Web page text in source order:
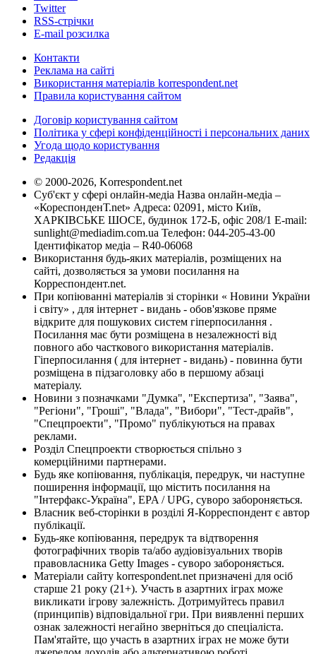
Twitter
RSS-стрічки
E-mail розсилка
Контакти
Реклама на сайті
Використання матеріалів korrespondent.net
Правила користування сайтом
Договір користування сайтом
Політика у сфері конфіденційності і персональних даних
Угода щодо користування
Редакція
© 2000-2026, Korrespondent.net
Суб'єкт у сфері онлайн-медіа Назва онлайн-медіа –
«КореспонденТ.net» Адреса: 02091, місто Київ,
ХАРКІВСЬКЕ ШОСЕ, будинок 172-Б, офіс 208/1 E-mail:
sunlight@mediadim.com.ua Телефон: 044-205-43-00
Ідентифікатор медіа – R40-06068
Використання будь-яких матеріалів, розміщених на
сайті, дозволяється за умови посилання на
Корреспондент.net.
При копіюванні матеріалів зі сторінки « Новини України
і світу» , для інтернет - видань - обов'язкове пряме
відкрите для пошукових систем гіперпосилання .
Посилання має бути розміщена в незалежності від
повного або часткового використання матеріалів.
Гіперпосилання ( для інтернет - видань) - повинна бути
розміщена в підзаголовку або в першому абзаці
матеріалу.
Новини з позначками "Думка", "Експертиза", "Заява",
"Регіони", "Гроші", "Влада", "Вибори", "Тест-драйв",
"Спецпроекти", "Промо" публікуються на правах
реклами.
Розділ Спецпроекти створюється спільно з
комерційними партнерами.
Будь яке копіювання, публікація, передрук, чи наступне
поширення інформації, що містить посилання на
"Інтерфакс-Україна", EPA / UPG, суворо забороняється.
Власник веб-сторінки в розділі Я-Корреспондент є автор
публікації.
Будь-яке копіювання, передрук та відтворення
фотографічних творів та/або аудіовізуальних творів
правовласника Getty Images - суворо забороняється.
Матеріали сайту korrespondent.net призначені для осіб
старше 21 року (21+). Участь в азартних іграх може
викликати ігрову залежність. Дотримуйтесь правил
(принципів) відповідальної гри. При виявленні перших
ознак залежності негайно зверніться до спеціаліста.
Пам'ятайте, що участь в азартних іграх не може бути